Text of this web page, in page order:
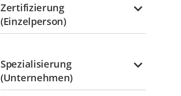
Italien
Jamaika
Jungferninseln
Kaimaninseln
Zertifizierung
(Einzelperson)
Spezialisierung
(Unternehmen)